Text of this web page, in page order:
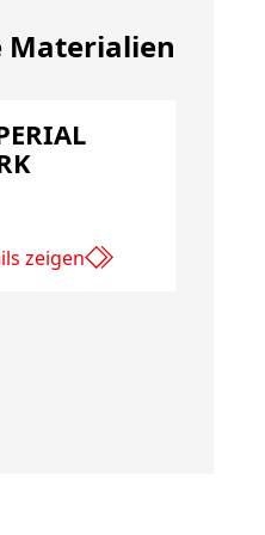
Materialien
zeigen